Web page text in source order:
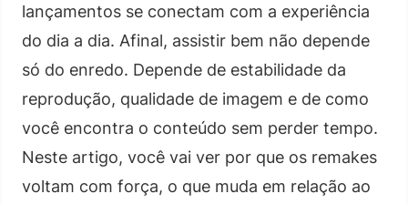
lançamentos se conectam com a experiência
do dia a dia. Afinal, assistir bem não depende
só do enredo. Depende de estabilidade da
reprodução, qualidade de imagem e de como
você encontra o conteúdo sem perder tempo.
Neste artigo, você vai ver por que os remakes
voltam com força, o que muda em relação ao